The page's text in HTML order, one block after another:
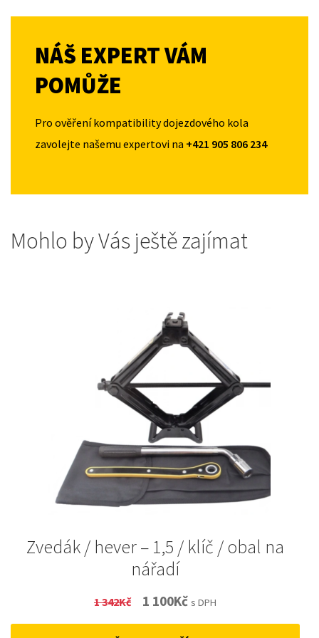
NÁŠ EXPERT VÁM
POMŮŽE
Pro ověření kompatibility dojezdového kola
zavolejte našemu expertovi na +421 905 806 234
Mohlo by Vás ještě zajímat
Zvedák / hever – 1,5 / klíč / obal na
nářadí
1 342Kč
Original
price
1 100KčCurrent
price
s DPH